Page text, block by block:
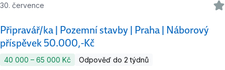
Připravář/ka | Pozemní stavby | Praha | Náborový
příspěvek 50.000,-Kč
30. července
40 000 ‍–‍ 65 000 Kč
Odpověď do 2 týdnů